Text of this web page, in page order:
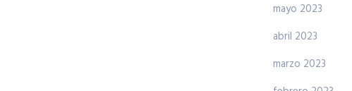
mayo 2023
abril 2023
marzo 2023